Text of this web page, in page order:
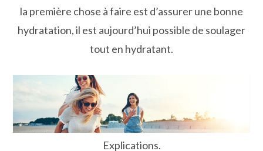
la première chose à faire est d’assurer une bonne
hydratation, il est aujourd’hui possible de soulager
tout en hydratant.
Explications.